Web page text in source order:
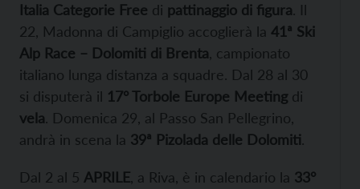
Italia Categorie Free di pattinaggio di figura. Il
22, Madonna di Campiglio accoglierà la 41ª Ski
Alp Race – Dolomiti di Brenta , campionato
italiano lunga distanza a squadre. Dal 28 al 30
si disputerà il 17° Torbole Europe Meeting di
vela. Domenica 29, al Passo San Pellegrino,
andrà in scena la 39ª Pizolada delle Dolomiti.
Dal 2 al 5 APRILE , a Riva, è in calendario la 33°